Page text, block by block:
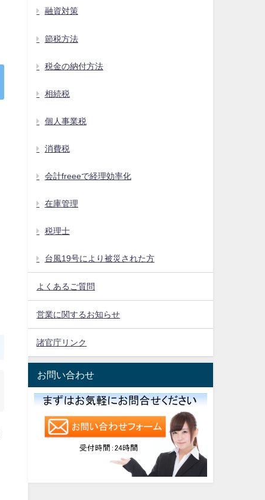
融資対策
節税方法
税金の納付方法
相続税
個人事業税
消費税
会計freeeで経理効率化
在庫管理
税理士
台風19号により被災された方
よくあるご質問
営業に関するお知らせ
諸官庁リンク
お問い合わせ